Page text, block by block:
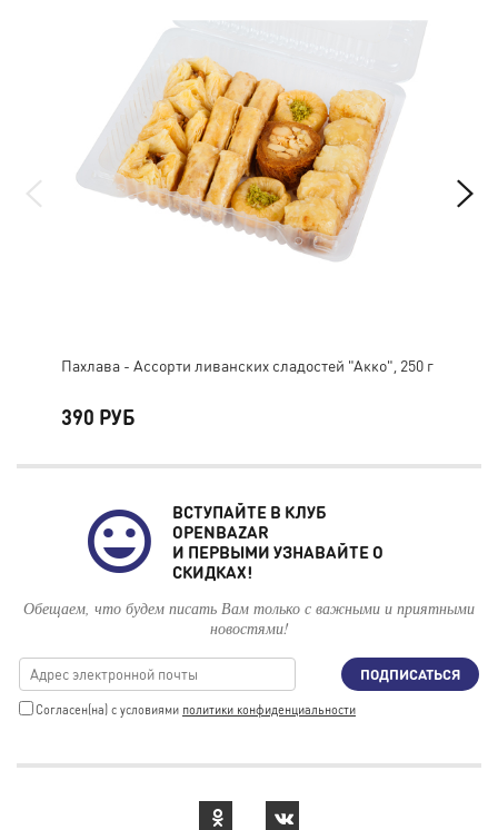
Пахлава - Ассорти ливанских сладостей "Акко", 250 г
390 РУБ
ВСТУПАЙТЕ В КЛУБ
OPENBAZAR
И ПЕРВЫМИ УЗНАВАЙТЕ О
СКИДКАХ!
Обещаем, что будем писать Вам только с важными и приятными
новостями!
ПОДПИСАТЬСЯ
Cогласен(на) с условиями политики конфиденциальности